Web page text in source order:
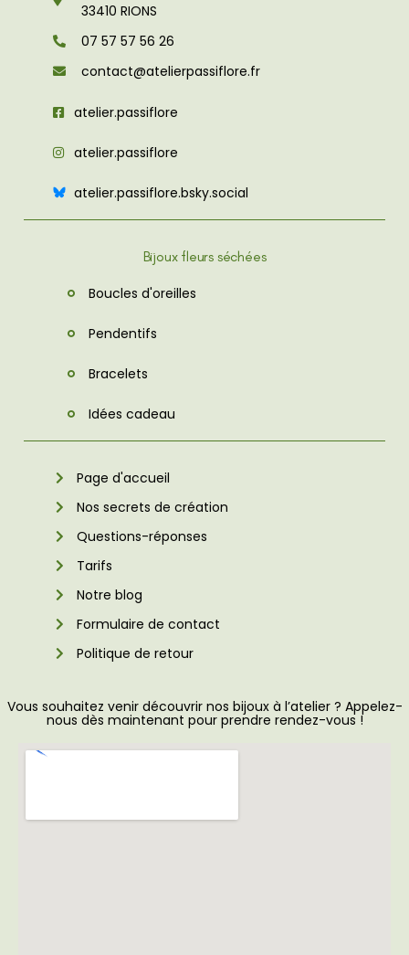
33410 RIONS
07 57 57 56 26
contact@atelierpassiflore.fr
atelier.passiflore
atelier.passiflore
atelier.passiflore.bsky.social
Bijoux fleurs séchées
Boucles d'oreilles
Pendentifs
Bracelets
Idées cadeau
Page d'accueil
Nos secrets de création
Questions-réponses
Tarifs
Notre blog
Formulaire de contact
Politique de retour
Vous souhaitez venir découvrir nos bijoux à l’atelier ? Appelez-
nous dès maintenant pour prendre rendez-vous !